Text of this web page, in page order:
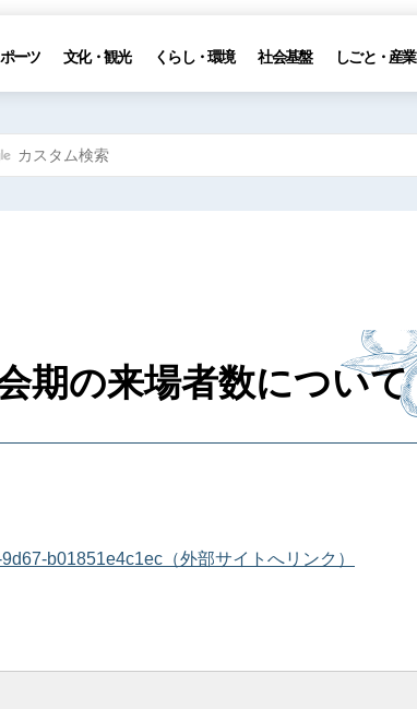
ーツ 文化・観光 くらし・環境 社会基盤 しごと・産業
期の来場者数について
b01851e4c1ec（外部サイトへリンク）